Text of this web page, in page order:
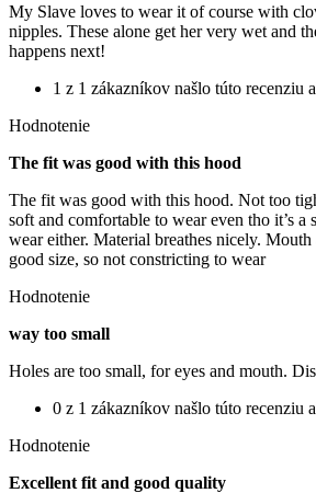
My Slave loves to wear it of course with
nipples. These alone get her very wet and
happens next!
1 z 1 zákazníkov našlo túto recenziu
Hodnotenie
The fit was good with this hood
The fit was good with this hood. Not too
soft and comfortable to wear even tho it’s a
wear either. Material breathes nicely.
good size, so not constricting to wear
Hodnotenie
way too small
Holes are too small, for eyes and mouth.
0 z 1 zákazníkov našlo túto recenziu
Hodnotenie
Excellent fit and good quality